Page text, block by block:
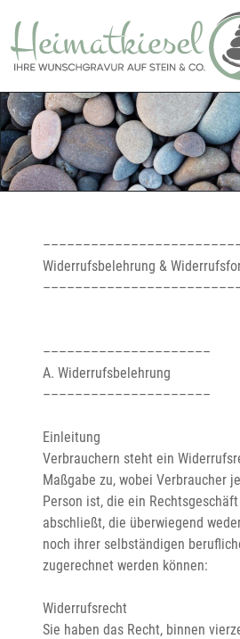
Widerrufsbelehrung &
–––––––––––––––––––––
A. Widerrufsbelehrung
–––––––––––––––––––––
Einleitung
Verbrauchern steht ein
Maßgabe zu, wobei Verbraucher
Person ist, die ein
abschließt, die überwiegend
noch ihrer selbständigen
zugerechnet werden können:
Widerrufsrecht
Sie haben das Recht, binnen